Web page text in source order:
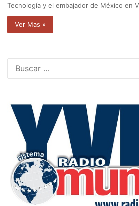
Tecnología y el embajador de México en
Ver Mas »